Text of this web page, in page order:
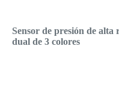
Sensor de presión de alta
dual de 3 colores